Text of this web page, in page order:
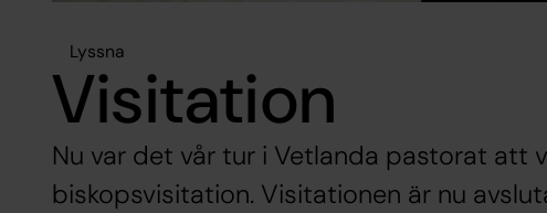
Lyssna
Visitation
Nu var det vår tur i Vetlanda pastorat att
biskopsvisitation. Visitationen är nu